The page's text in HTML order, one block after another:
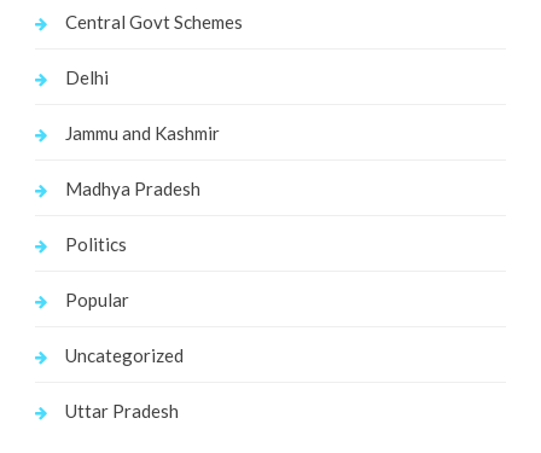
Central Govt Schemes
Delhi
Jammu and Kashmir
Madhya Pradesh
Politics
Popular
Uncategorized
Uttar Pradesh